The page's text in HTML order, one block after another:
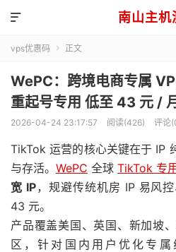
南山主机

vps优惠码  正文
WePC：跨境电商专属
重起号专用 低至 43 元 /
2026-04-24 23:17:57 阅读(426) 评论
TikTok 运营的核心关键在于 IP
与存活。 WePC 全球 TikTok 专
宽 IP，规避传统机房 IP 易风
43 元。
产品覆盖美国、英国、新加坡
区，针对国内用户优化专